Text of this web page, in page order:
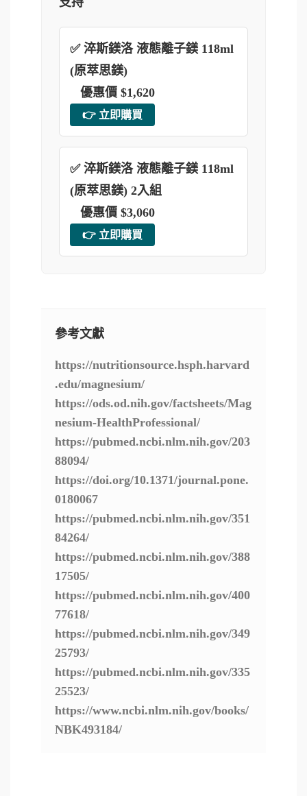
✅ 淬斯鎂洛 液態離子鎂 118ml
(原萃思鎂)
優惠價 $1,620
👉 立即購買
✅ 淬斯鎂洛 液態離子鎂 118ml
(原萃思鎂) 2入組
優惠價 $3,060
👉 立即購買
參考文獻
https://nutritionsource.hsph.harvard
.edu/magnesium/
https://ods.od.nih.gov/factsheets/Mag
nesium-HealthProfessional/
https://pubmed.ncbi.nlm.nih.gov/203
88094/
https://doi.org/10.1371/journal.pone.
0180067
https://pubmed.ncbi.nlm.nih.gov/351
84264/
https://pubmed.ncbi.nlm.nih.gov/388
17505/
https://pubmed.ncbi.nlm.nih.gov/400
77618/
https://pubmed.ncbi.nlm.nih.gov/349
25793/
https://pubmed.ncbi.nlm.nih.gov/335
25523/
https://www.ncbi.nlm.nih.gov/books/
NBK493184/